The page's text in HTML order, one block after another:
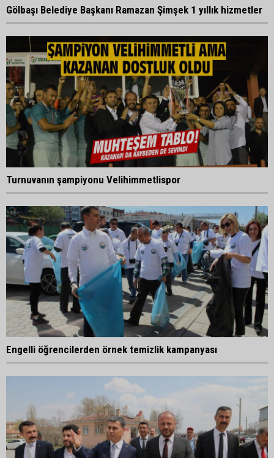
Gölbaşı Belediye Başkanı Ramazan Şimşek 1 yıllık hizmetler
Turnuvanın şampiyonu Velihimmetlispor
Engelli öğrencilerden örnek temizlik kampanyası